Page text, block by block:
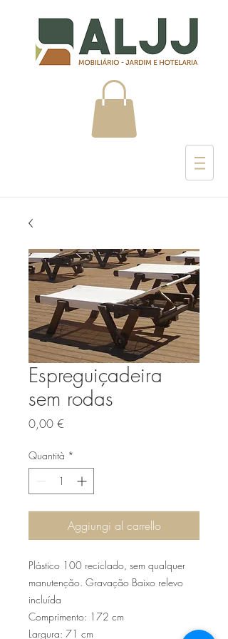
Espreguiçadeira
sem rodas
0,00 €
Quantità *
Aggiungi al carrello
Plástico 100 reciclado, sem qualquer
manutenção. Gravação Baixo relevo
incluída
Comprimento: 172 cm
Largura: 71 cm